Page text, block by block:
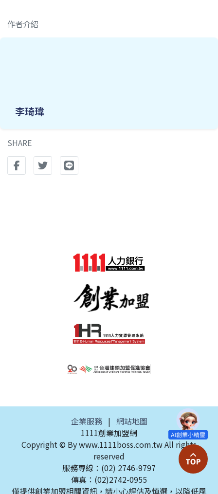
作者介紹
李琦瑋
SHARE
企業服務 | 網站地圖
1111創業加盟網
Copyright © By www.1111boss.com.tw All rights
reserved
服務專線：(02) 2746-9797
傳真：(02)2742-0955
僅提供創業加盟相關資訊，請小心評估及慎選，以降低風